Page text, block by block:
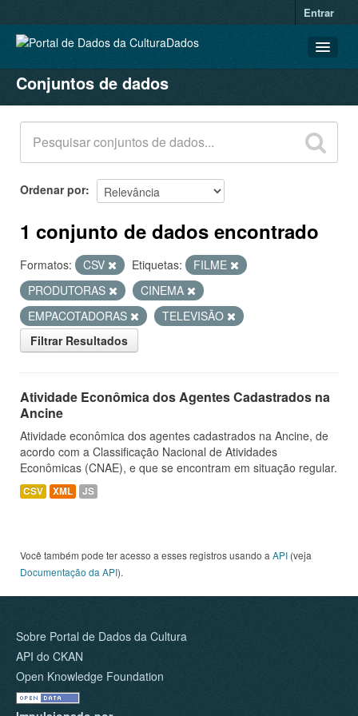
Entrar
CONJUNTOS DE DADOS
ORGANIZAÇÕES
GRUPOS
SOBRE
Conjuntos de dados
Ordenar por
1 conjunto de dados encontrado
Formatos: CSV Etiquetas:
FILME
PRODUTORAS
CINEMA
EMPACOTADORAS
TELEVISÃO
Filtrar Resultados
Atividade Econômica dos Agentes Cadastrados na
Ancine
Atividade econômica dos agentes cadastrados na Ancine, de
acordo com a Classificação Nacional de Atividades
Econômicas (CNAE), e que se encontram em situação regular.
CSV XML JS
Você também pode ter acesso a esses registros usando a API (veja
Documentação da API).
Sobre Portal de Dados da Cultura
API do CKAN
Open Knowledge Foundation